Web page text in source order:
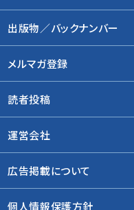
出版物／バックナンバー
メルマガ登録
読者投稿
運営会社
広告掲載について
個人情報保護方針